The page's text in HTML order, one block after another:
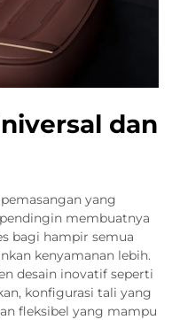
dan
yang
membuatnya
bagi hampir semua
kenyamanan lebih.
desain inovatif seperti
konfigurasi tali yang
fleksibel yang mampu